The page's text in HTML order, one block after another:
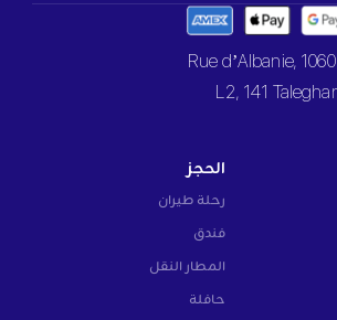
الحجز
رحلة طيران
فندق
المطار النقل
حافلة